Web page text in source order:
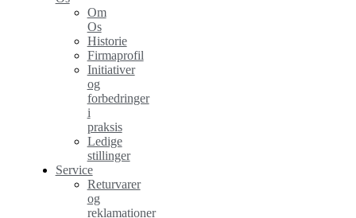
Om
Os
Historie
Firmaprofil
Initiativer
og
forbedringer
i
praksis
Ledige
stillinger
Service
Returvarer
og
reklamationer